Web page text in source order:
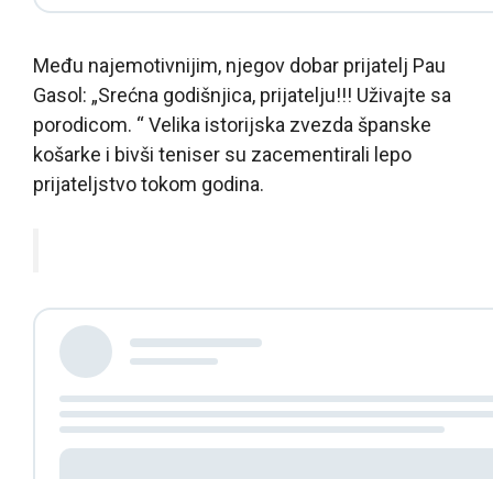
Među najemotivnijim, njegov dobar prijatelj Pau
Gasol: „Srećna godišnjica, prijatelju!!! Uživajte sa
porodicom. “ Velika istorijska zvezda španske
košarke i bivši teniser su zacementirali lepo
prijateljstvo tokom godina.